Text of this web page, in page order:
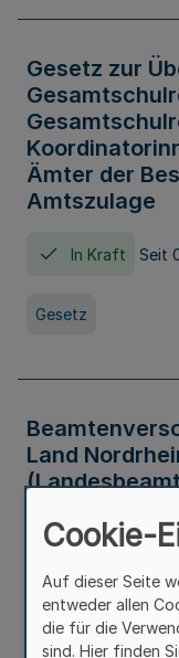
Gesetz zur
Ämter der
Amtszulage
In Kraft Seit
Gesetz
Land
Gesetz
Cookie-
Auf dieser Seite
entweder allen
die für die
sind. Hier finden